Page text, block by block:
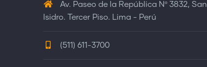
Av. Paseo de la República Nº 3832, San
Isidro. Tercer Piso. Lima - Perú
(511) 611-3700